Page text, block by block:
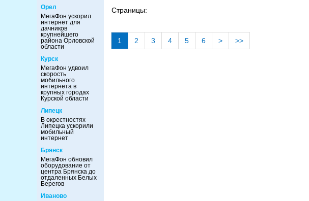
Орел
МегаФон ускорил
интернет для
дачников
крупнейшего
района Орловской
области
Курск
МегаФон удвоил
скорость
мобильного
интернета в
крупных городах
Курской области
Липецк
В окрестностях
Липецка ускорили
мобильный
интернет
Брянск
МегаФон обновил
оборудование от
центра Брянска до
отдаленных Белых
Берегов
Иваново
Страницы:
1 2 3 4 5 6 > >>